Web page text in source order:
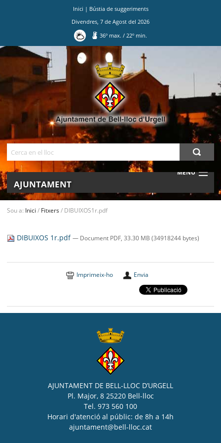
Inici | Bústia de suggeriments
Divendres 7 de Agost del 2026
36º max./ 22º min.
MENU
AJUNTAMENT
Sou a: Inici / Fitxers/ DIBUIXOS1r.pdf
DIBUIXOS 1r.pdf— Document PDF, 33.30 MB (34918244 bytes)
Imprimeix-ho Envia
AJUNTAMENT DE BELL-LLOC D’URGELL
Pl. Major, 8 25220 Bell-lloc
Tel. 973 560 100
Horari d'atenció al públic: de 8h a 14h
ajuntament@bell-lloc.cat